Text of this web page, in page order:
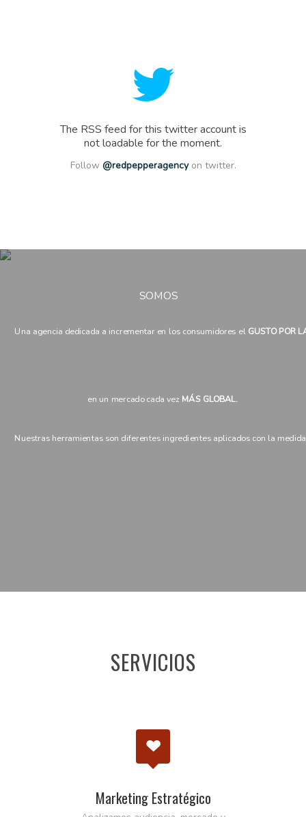
The RSS feed for this twitter account is
not loadable for the moment.
Follow @redpepperagency on twitter.
SOMOS
Una agencia dedicada a incrementar en los consumidores el GUSTO POR
en un mercado cada vez MÁS GLOBAL.
Nuestras herramientas son diferentes ingredientes aplicados con la
SERVICIOS
Marketing Estratégico